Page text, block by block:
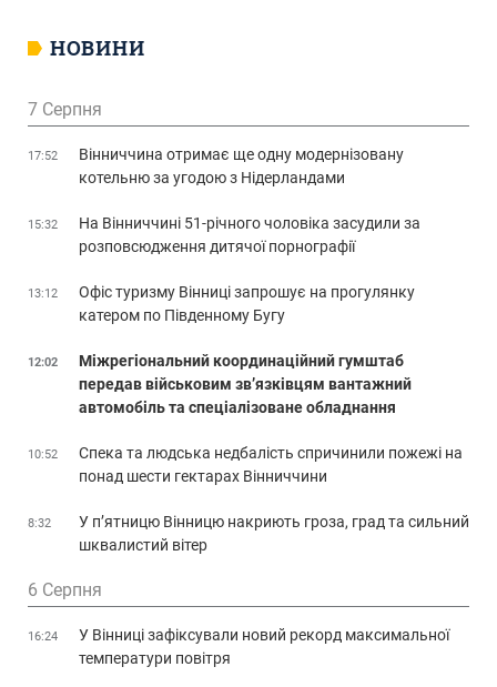
НОВИНИ
7 Серпня
17:52
Вінниччина отримає ще одну модернізовану
котельню за угодою з Нідерландами
15:32
На Вінниччині 51-річного чоловіка засудили за
розповсюдження дитячої порнографії
13:12
Офіс туризму Вінниці запрошує на прогулянку
катером по Південному Бугу
12:02
Міжрегіональний координаційний гумштаб
передав військовим зв’язківцям вантажний
автомобіль та спеціалізоване обладнання
10:52
Спека та людська недбалість спричинили пожежі на
понад шести гектарах Вінниччини
8:32
У п’ятницю Вінницю накриють гроза, град та сильний
шквалистий вітер
6 Серпня
16:24
У Вінниці зафіксували новий рекорд максимальної
температури повітря